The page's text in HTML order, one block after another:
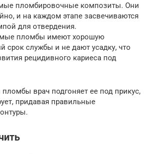
пломбировочные композиты. Они
и на каждом этапе засвечиваются
для отвердения.
пломбы имеют хорошую
срок службы и не дают усадку, что
рецидивного кариеса под
врач подгоняет ее под прикус,
придавая правильные